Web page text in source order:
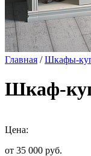
Главная /Шкафы-
Шкаф-
Цена:
от 35 000 руб.